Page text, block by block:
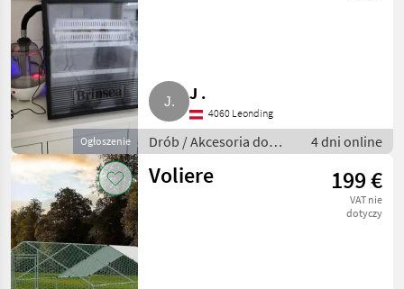
Ogłoszenie
J .
4060 Leonding
Drób / Akcesoria do
hodowli drobiu
4 dni online
Voliere 199 €
VAT nie
dotyczy